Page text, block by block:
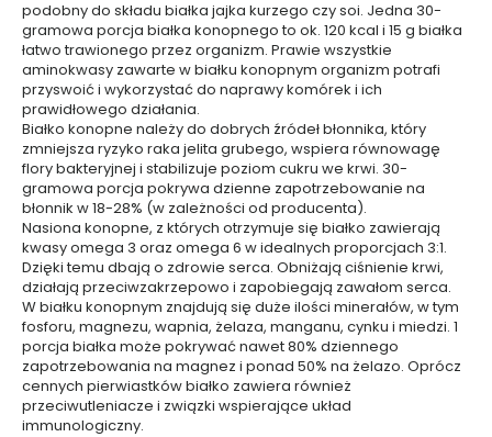
k
i
d
o
m
a
k
i
j
a
ż
u
K
o
s
m
e
t
y
k
i
d
o
t
w
a
r
podobny do składu białka jajka kurzego czy soi. Jedna 30-
gramowa porcja białka konopnego to ok. 120 kcal i 15 g białka
łatwo trawionego przez organizm. Prawie wszystkie
aminokwasy zawarte w białku konopnym organizm potrafi
przyswoić i wykorzystać do naprawy komórek i ich
prawidłowego działania.
Białko konopne należy do dobrych źródeł błonnika, który
zmniejsza ryzyko raka jelita grubego, wspiera równowagę
flory bakteryjnej i stabilizuje poziom cukru we krwi. 30-
gramowa porcja pokrywa dzienne zapotrzebowanie na
błonnik w 18-28% (w zależności od producenta).
Nasiona konopne, z których otrzymuje się białko zawierają
kwasy omega 3 oraz omega 6 w idealnych proporcjach 3:1.
Dzięki temu dbają o zdrowie serca. Obniżają ciśnienie krwi,
działają przeciwzakrzepowo i zapobiegają zawałom serca.
W białku konopnym znajdują się duże ilości minerałów, w tym
fosforu, magnezu, wapnia, żelaza, manganu, cynku i miedzi. 1
porcja białka może pokrywać nawet 80% dziennego
zapotrzebowania na magnez i ponad 50% na żelazo. Oprócz
cennych pierwiastków białko zawiera również
przeciwutleniacze i związki wspierające układ
immunologiczny.